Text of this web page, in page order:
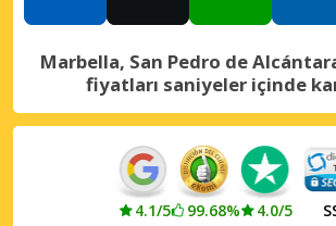
Marbella, San Pedro de
fiyatları saniyeler içinde
4.1/5 99.68% 4.0/5